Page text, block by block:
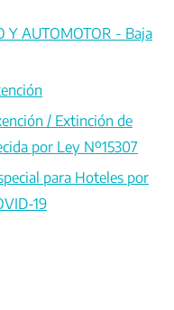
Y AUTOMOTOR - Baja
/ Extinción de
por Ley Nº15307
para Hoteles por
19